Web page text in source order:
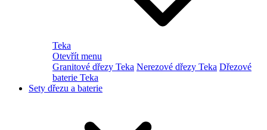
Teka
Otevřít menu
Granitové dřezy Teka Nerezové dřezy Teka Dřezové
baterie Teka
Sety dřezu a baterie